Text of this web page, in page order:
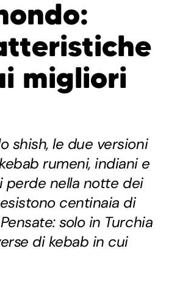
migliori
shish, le due versioni
rumeni, indiani e
perde nella notte dei
centinaia di
solo in Turchia
di kebab in cui